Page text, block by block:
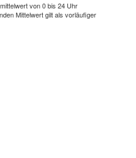
von 0 bis 24 Uhr
Mittelwert gilt als vorläufiger